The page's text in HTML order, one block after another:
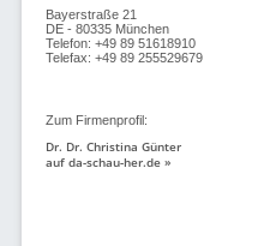
Bayerstraße 21
DE - 80335 München
Telefon: +49 89 51618910
Telefax: +49 89 255529679
Zum Firmenprofil:
Dr. Dr. Christina Günter
auf da-schau-her.de »